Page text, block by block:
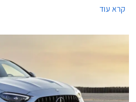
קרא עוד